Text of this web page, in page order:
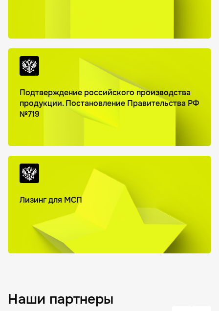
Подтверждение российского производства
продукции. Постановление Правительства РФ
№719
Лизинг для МСП
Наши партнеры